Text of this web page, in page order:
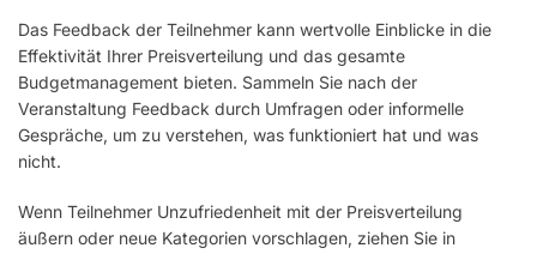
Das Feedback der Teilnehmer kann wertvolle Einblicke in die
Effektivität Ihrer Preisverteilung und das gesamte
Budgetmanagement bieten. Sammeln Sie nach der
Veranstaltung Feedback durch Umfragen oder informelle
Gespräche, um zu verstehen, was funktioniert hat und was
nicht.
Wenn Teilnehmer Unzufriedenheit mit der Preisverteilung
äußern oder neue Kategorien vorschlagen, ziehen Sie in